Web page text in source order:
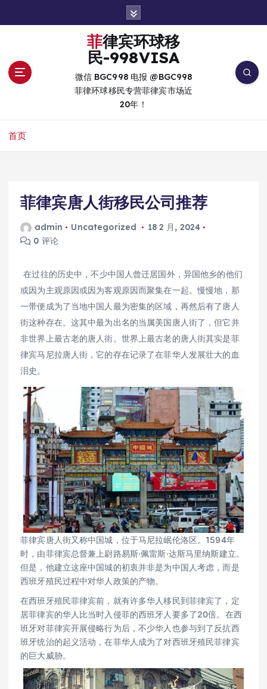
菲律宾环球移
民-998VISA
微信 BGC998 电报 @BGC998
菲律环球移民专营菲律宾市场近
20年！
首页
菲律宾唐人街移民公司推荐
admin Uncategorized
18 2 月, 2024
0 评论
在过往的历史中，不少中国人曾迁居国外，异国他乡的他们
或因为主观原因或因为客观原因而聚集在一起。慢慢地，那
一带便成为了当地中国人最为密集的区域，再然后有了唐人
街这种存在。这其中最为出名的当属美国唐人街了，但它并
非世界上最古老的唐人街。世界上最古老的唐人街其实是菲
律宾马尼拉唐人街，它的存在记录了在菲华人发展壮大的血
泪史。
菲律宾唐人街又称中国城，位于马尼拉岷伦洛区。1594年
时，由菲律宾总督兼上尉路易斯·佩雷斯·达斯马里纳斯建立。
但是，他建立这座中国城的初衷并非是为中国人考虑，而是
西班牙殖民过程中对华人政策的产物。
在西班牙殖民菲律宾前，就有许多华人移民到菲律宾了，定
居菲律宾的华人比当时入侵菲的西班牙人要多了20倍。在西
班牙对菲律宾开展侵略行为后，不少华人也参与到了反抗西
班牙统治的起义活动，在菲华人成为了对西班牙殖民菲律宾
的巨大威胁。